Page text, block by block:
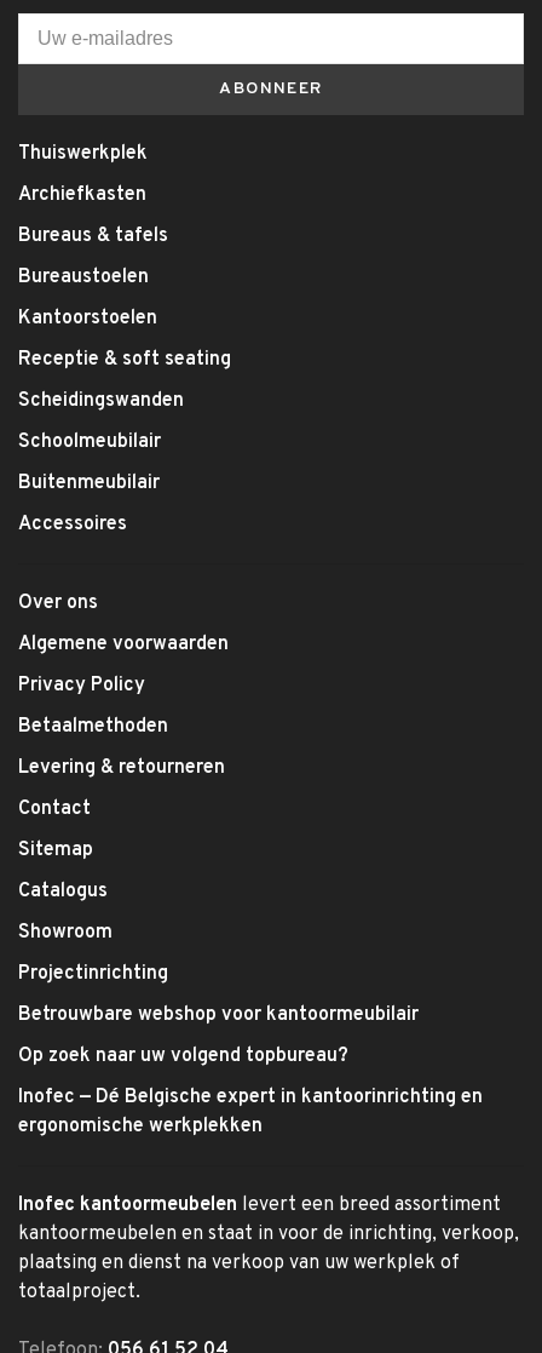
ABONNEER
Thuiswerkplek
Archiefkasten
Bureaus & tafels
Bureaustoelen
Kantoorstoelen
Receptie & soft seating
Scheidingswanden
Schoolmeubilair
Buitenmeubilair
Accessoires
Over ons
Algemene voorwaarden
Privacy Policy
Betaalmethoden
Levering & retourneren
Contact
Sitemap
Catalogus
Showroom
Projectinrichting
Betrouwbare webshop voor kantoormeubilair
Op zoek naar uw volgend topbureau?
Inofec — Dé Belgische expert in kantoorinrichting en
ergonomische werkplekken
Inofec kantoormeubelen levert een breed assortiment
kantoormeubelen en staat in voor de inrichting, verkoop,
plaatsing en dienst na verkoop van uw werkplek of
totaalproject.